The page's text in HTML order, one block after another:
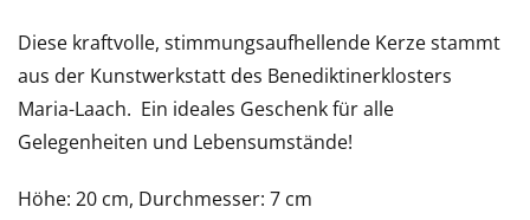
Diese kraftvolle, stimmungsaufhellende Kerze stammt
aus der Kunstwerkstatt des Benediktinerklosters
Maria-Laach. Ein ideales Geschenk für alle
Gelegenheiten und Lebensumstände!
Höhe: 20 cm, Durchmesser: 7 cm